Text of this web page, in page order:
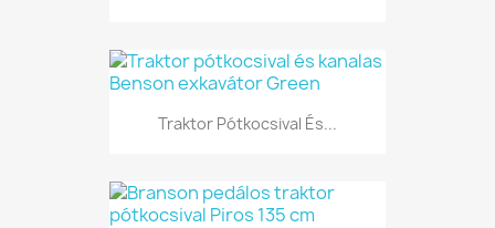
Traktor Pótkocsival És...